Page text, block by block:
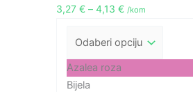
3,27 € – 4,13 € /kom
Azalea roza
Bijela